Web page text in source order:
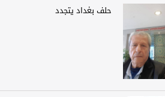
حلف بغداد يتجدد